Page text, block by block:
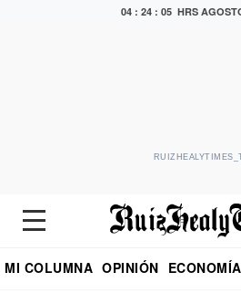
04 : 24 : 06 HRS
MI COLUMNA OPINIÓN